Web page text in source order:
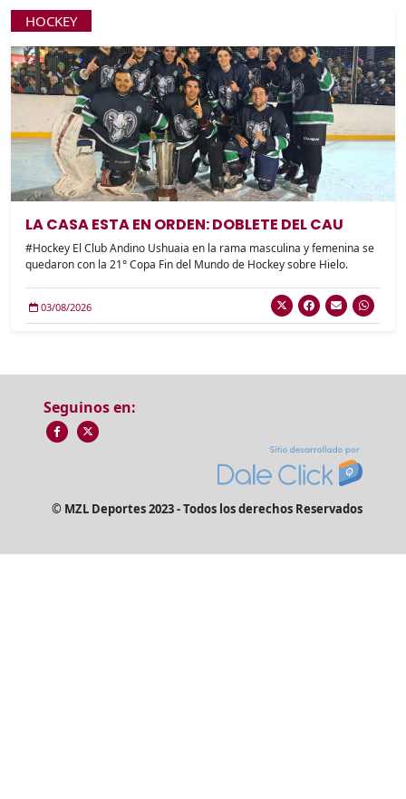
HOCKEY
LA CASA ESTA EN ORDEN: DOBLETE DEL CAU
#Hockey El Club Andino Ushuaia en la rama masculina y femenina se
quedaron con la 21° Copa Fin del Mundo de Hockey sobre Hielo.
03/08/2026
Seguinos en:
© MZL Deportes 2023 - Todos los derechos Reservados